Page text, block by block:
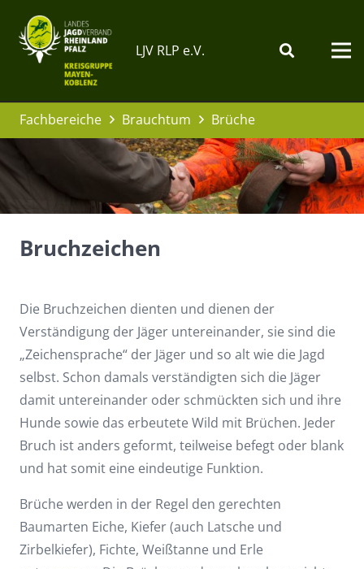
LJV RLP e.V.
Fachbereiche Brauchtum Brüche
Bruchzeichen
Die Bruchzeichen dienten und dienen der
Verständigung der Jäger untereinander, sie sind die
„Zeichensprache“ der Jäger und so alt wie die Jagd
selbst. Schon damals verständigten sich die Jäger
damit untereinander oder schmückten sich und ihre
Hunde sowie das erbeutete Wild mit Brüchen. Jeder
Bruch ist anders geformt, teilweise befegt oder blank
und hat somit eine eindeutige Funktion.
Brüche werden in der Regel den gerechten
Baumarten Eiche, Kiefer (auch Latsche und
Zirbelkiefer), Fichte, Weißtanne und Erle